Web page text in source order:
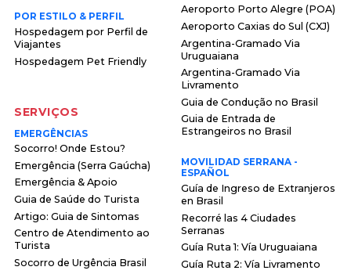
POR ESTILO & PERFIL
Hospedagem por Perfil de
Viajantes
Hospedagem Pet Friendly
SERVIÇOS
EMERGÊNCIAS
Socorro! Onde Estou?
Emergência (Serra Gaúcha)
Emergência & Apoio
Guia de Saúde do Turista
Artigo: Guia de Sintomas
Centro de Atendimento ao
Turista
Socorro de Urgência Brasil
Aeroporto Porto Alegre (POA)
Aeroporto Caxias do Sul (CXJ)
Argentina-Gramado Via
Uruguaiana
Argentina-Gramado Via
Livramento
Guia de Condução no Brasil
Guia de Entrada de
Estrangeiros no Brasil
MOVILIDAD SERRANA -
ESPAÑOL
Guía de Ingreso de Extranjeros
en Brasil
Recorré las 4 Ciudades
Serranas
Guía Ruta 1: Vía Uruguaiana
Guía Ruta 2: Vía Livramento